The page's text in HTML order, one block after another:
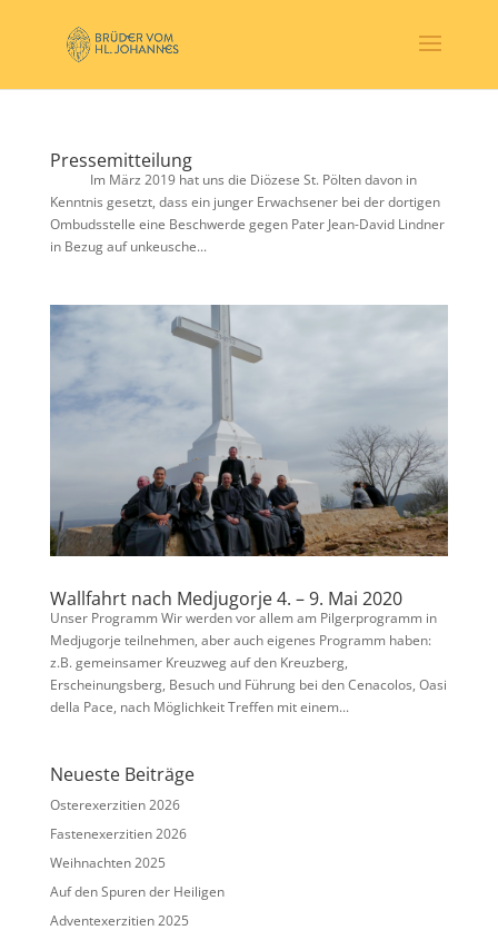
Pressemitteilung
Im März 2019 hat uns die Diözese St. Pölten davon in
Kenntnis gesetzt, dass ein junger Erwachsener bei der dortigen
Ombudsstelle eine Beschwerde gegen Pater Jean-David Lindner
in Bezug auf unkeusche...
Wallfahrt nach Medjugorje 4. – 9. Mai 2020
Unser Programm Wir werden vor allem am Pilgerprogramm in
Medjugorje teilnehmen, aber auch eigenes Programm haben:
z.B. gemeinsamer Kreuzweg auf den Kreuzberg,
Erscheinungsberg, Besuch und Führung bei den Cenacolos, Oasi
della Pace, nach Möglichkeit Treffen mit einem...
Neueste Beiträge
Osterexerzitien 2026
Fastenexerzitien 2026
Weihnachten 2025
Auf den Spuren der Heiligen
Adventexerzitien 2025